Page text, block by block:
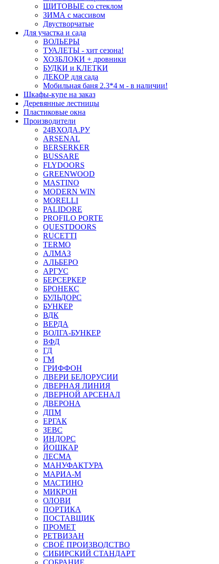
ЩИТОВЫЕ со стеклом
ЗИМА с массивом
Двустворчатые
Для участка и сада
ВОЛЬЕРЫ
ТУАЛЕТЫ - хит сезона!
ХОЗБЛОКИ + дровники
БУДКИ и КЛЕТКИ
ДЕКОР для сада
Мобильная баня 2.3*4 м - в наличии!
Шкафы-купе на заказ
Деревянные лестницы
Пластиковые окна
Производители
24ВХОДА.РУ
ARSENAL
BERSERKER
BUSSARE
FLYDOORS
GREENWOOD
MASTINO
MODERN WIN
MORELLI
PALIDORE
PROFILO PORTE
QUESTDOORS
RUCETTI
TERMO
АЛМАЗ
АЛЬБЕРО
АРГУС
БЕРСЕРКЕР
БРОНЕКС
БУЛЬДОРС
БУНКЕР
ВДК
ВЕРДА
ВОЛГА-БУНКЕР
ВФД
ГД
ГМ
ГРИФФОН
ДВЕРИ БЕЛОРУСИИ
ДВЕРНАЯ ЛИНИЯ
ДВЕРНОЙ АРСЕНАЛ
ДВЕРОНА
ДПМ
ЕРГАК
ЗЕВС
ИНДОРС
ЙОШКАР
ЛЕСМА
МАНУФАКТУРА
МАРИА-М
МАСТИНО
МИКРОН
ОЛОВИ
ПОРТИКА
ПОСТАВЩИК
ПРОМЕТ
РЕТВИЗАН
СВОЁ ПРОИЗВОДСТВО
СИБИРСКИЙ СТАНДАРТ
СОБРАНИЕ